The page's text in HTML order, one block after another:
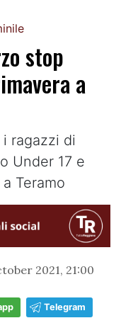
stop
a
ragazzi di
Under 17 e
Teramo
2021, 21:00
Telegram